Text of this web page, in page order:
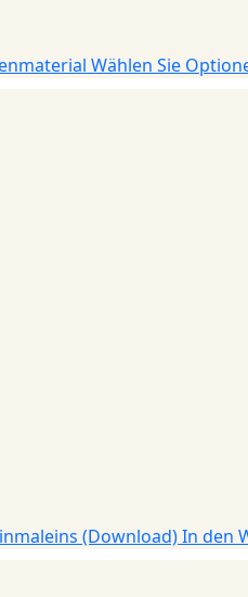
Wählen Sie
(Download)In den